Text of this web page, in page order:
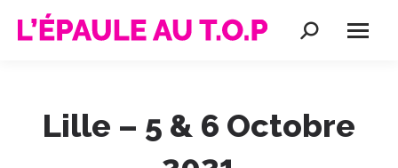
Recherche
Lille – 5 & 6 Octobre